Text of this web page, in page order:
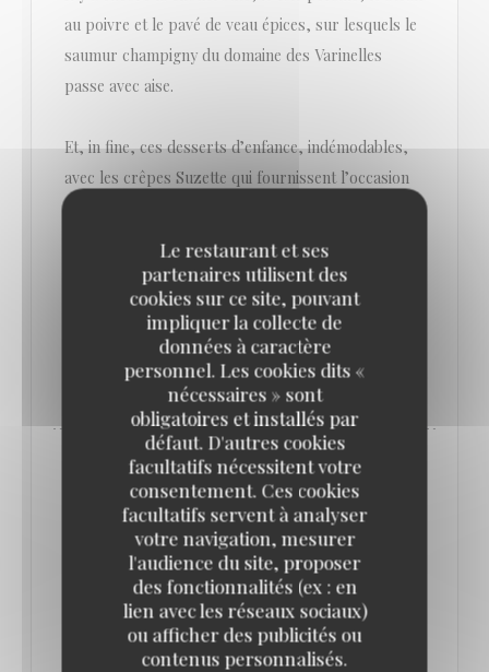
Le restaurant et ses
partenaires utilisent des
cookies sur ce site, pouvant
impliquer la collecte de
données à caractère
personnel. Les cookies dits «
nécessaires » sont
obligatoires et installés par
défaut. D'autres cookies
facultatifs nécessitent votre
consentement. Ces cookies
facultatifs servent à analyser
votre navigation, mesurer
l'audience du site, proposer
des fonctionnalités (ex : en
lien avec les réseaux sociaux)
ou afficher des publicités ou
contenus personnalisés.
au poivre et le pavé de veau épices, sur lesquels le
saumur champigny du domaine des Varinelles
passe avec aise.
Et, in fine, ces desserts d’enfance, indémodables,
avec les crêpes Suzette qui fournissent l’occasion
d’un bel exercice de style au guéridon, et les
profiteroles au chocolat qui donnent le sentiment
que c’est tous les jours dimanche au Vaudeville,
place de la Bourse.
LIRE L'ARTICLE ((OUVRE UNE NOUVELLE FENÊTRE))